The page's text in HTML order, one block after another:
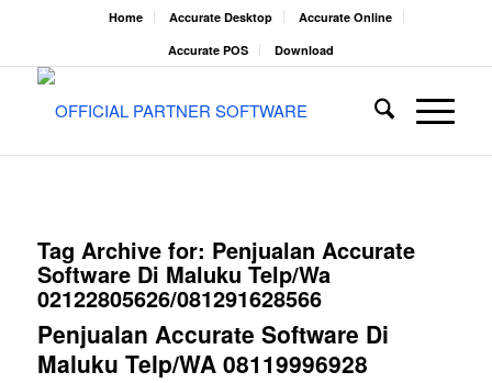
Home Accurate Desktop
Accurate Online
Accurate POS
Download
Tag Archive for: Penjualan Accurate
Software Di Maluku Telp/Wa
02122805626/081291628566
Penjualan Accurate Software Di
Maluku Telp/WA 08119996928